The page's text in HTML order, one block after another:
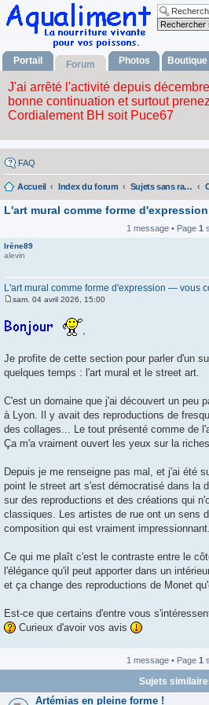
Portail Forum Photos Boutique
FAQ
Accueil Index du forum Sujets sans rapport avec la nourriture vivante
L'art mural comme forme
1 message • Page 1
Irène89
alevin
L'art mural comme forme d'expression — vous
s
e
sam. 04 avril 2026, 15:00
Je profite de cette section pour parler d'un
quelques temps : l'art mural et le street art.
C'est un domaine que j'ai découvert un peu
à Lyon. Il y avait des reproductions de
des collages... Le tout présenté comme de
Ça m'a vraiment ouvert les yeux sur la
Depuis je me renseigne pas mal, et j'ai été
point le street art s'est démocratisé dans la
sur des reproductions et des créations qui
classiques. Les artistes de rue ont un sens
composition qui est vraiment impressionnant.
Ce qui me plaît c'est le contraste entre le
l'élégance qu'il peut apporter dans un
et ça change des reproductions de Monet
Est-ce que certains d'entre vous
Curieux d'avoir vos avis
1 message • Page 1
Sujets
Artémias en pleine forme !